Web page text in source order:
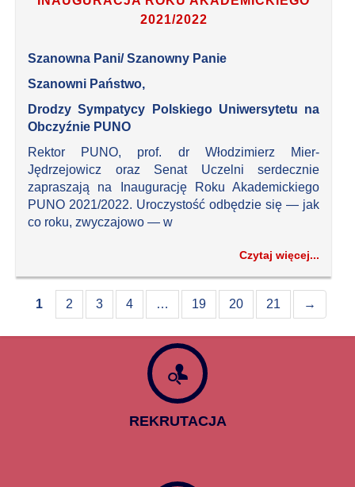
2021/2022
Szanowna Pani/ Szanowny Panie
Szanowni Państwo,
Drodzy Sympatycy Polskiego Uniwersytetu na
Obczyźnie PUNO
Rektor PUNO, prof. dr Włodzimierz Mier-
Jędrzejowicz oraz Senat Uczelni serdecznie
zapraszają na Inaugurację Roku Akademickiego
PUNO 2021/2022. Uroczystość odbędzie się — jak
co roku, zwyczajowo — w
Czytaj więcej...
1 2 3 4 … 19 20 21 →
REKRUTACJA